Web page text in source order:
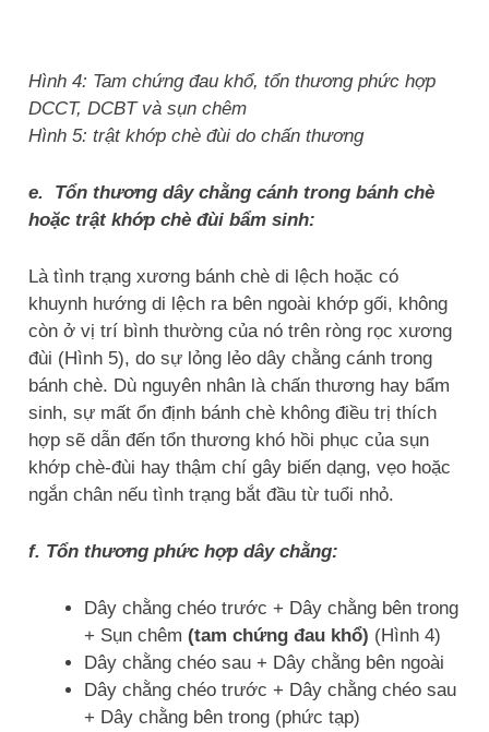
Hình 4: Tam chứng đau khổ, tổn thương phức hợp
DCCT, DCBT và sụn chêm
Hình 5: trật khớp chè đùi do chấn thương
e. Tổn thương dây chằng cánh trong bánh chè
hoặc trật khớp chè đùi bẩm sinh:
Là tình trạng xương bánh chè di lệch hoặc có
khuynh hướng di lệch ra bên ngoài khớp gối, không
còn ở vị trí bình thường của nó trên ròng rọc xương
đùi (Hình 5), do sự lỏng lẻo dây chằng cánh trong
bánh chè. Dù nguyên nhân là chấn thương hay bẩm
sinh, sự mất ổn định bánh chè không điều trị thích
hợp sẽ dẫn đến tổn thương khó hồi phục của sụn
khớp chè-đùi hay thậm chí gây biến dạng, vẹo hoặc
ngắn chân nếu tình trạng bắt đầu từ tuổi nhỏ.
f. Tổn thương phức hợp dây chằng:
Dây chằng chéo trước + Dây chằng bên trong
+ Sụn chêm(tam chứng đau khổ) (Hình 4)
Dây chằng chéo sau + Dây chằng bên ngoài
Dây chằng chéo trước + Dây chằng chéo sau
+ Dây chằng bên trong (phức tạp)